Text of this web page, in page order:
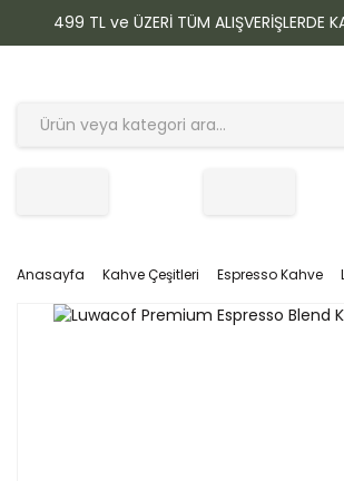
499 TL ve ÜZERİ TÜM ALIŞVERİŞLERDE
Anasayfa Kahve Çeşitleri Espresso Kahve